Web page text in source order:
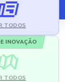
TODOS
INOVAÇÃO
TODOS